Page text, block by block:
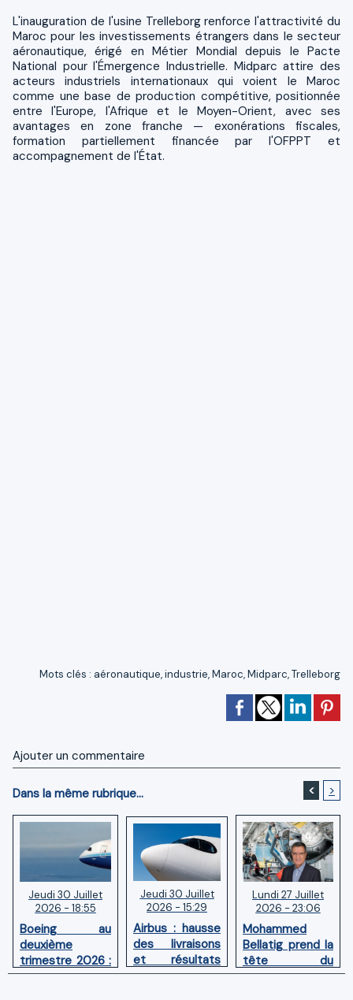
L'inauguration de l'usine Trelleborg renforce l'attractivité du
Maroc pour les investissements étrangers dans le secteur
aéronautique, érigé en Métier Mondial depuis le Pacte
National pour l'Émergence Industrielle. Midparc attire des
acteurs industriels internationaux qui voient le Maroc
comme une base de production compétitive, positionnée
entre l'Europe, l'Afrique et le Moyen-Orient, avec ses
avantages en zone franche — exonérations fiscales,
formation partiellement financée par l'OFPPT et
accompagnement de l'État.
Mots clés : aéronautique,industrie,Maroc,Midparc,Trelleborg
Ajouter un commentaire
Dans la même rubrique... < >
Jeudi 30 Juillet
2026 - 18:55
Boeing au
deuxième
trimestre 2026 :
Chiffre d'affaires
Jeudi 30 Juillet
2026 - 15:29
Airbus : hausse
des livraisons
et résultats
financiers
Lundi 27 Juillet
2026 - 23:06
Mohammed
Bellatig prend la
tête du
Groupement